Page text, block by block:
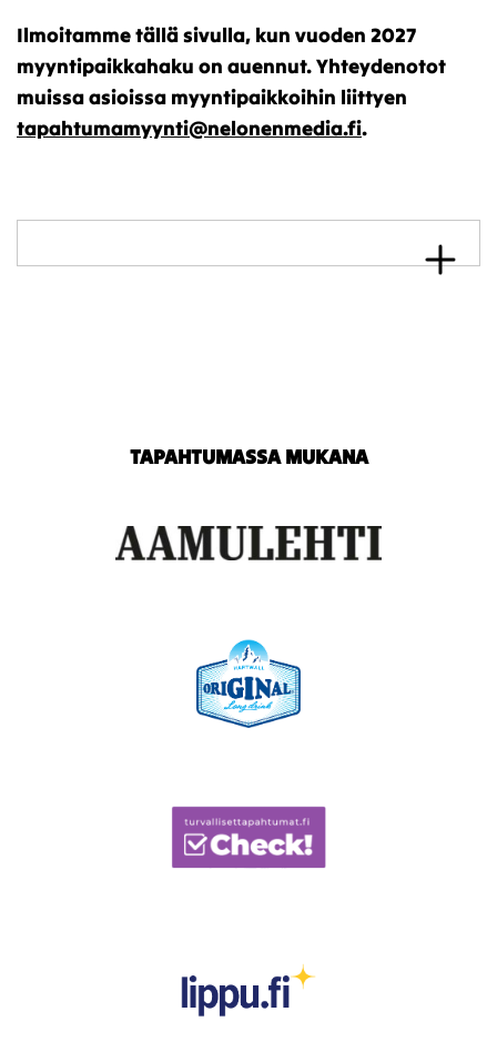
Ilmoitamme tällä sivulla, kun vuoden 2027
myyntipaikkahaku on auennut. Yhteydenotot
muissa asioissa myyntipaikkoihin liittyen
tapahtumamyynti@nelonenmedia.fi.
TAPAHTUMASSA MUKANA